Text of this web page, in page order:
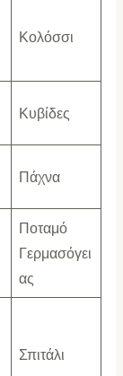
Κολόσσι
Κυβίδες
Πάχνα
Ποταμό
Γερμασόγει
ας
Σπιτάλι